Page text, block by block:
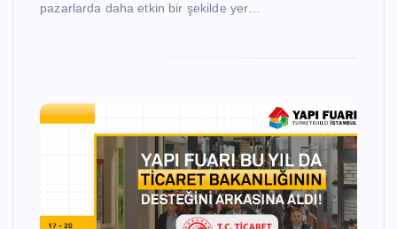
pazarlarda daha etkin bir şekilde yer…